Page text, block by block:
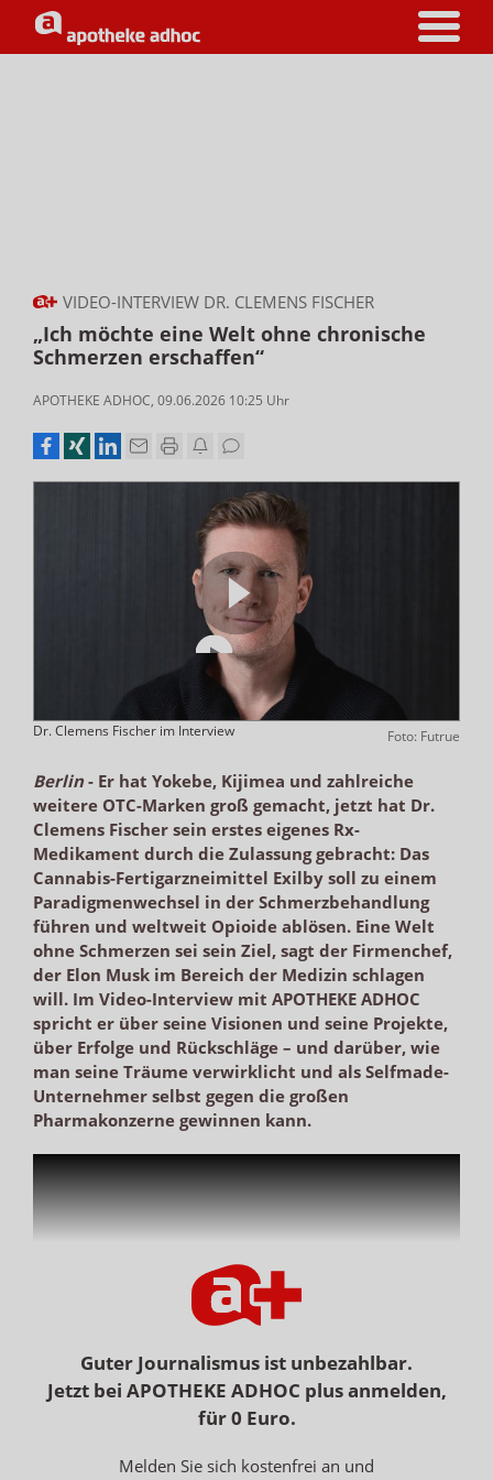
VIDEO-INTERVIEW DR. CLEMENS FISCHER
„Ich möchte eine Welt ohne chronische
Schmerzen erschaffen“
APOTHEKE ADHOC, 09.06.2026 10:25 Uhr
Dr. Clemens Fischer im Interview Foto: Futrue
Berlin- Er hat Yokebe, Kijimea und zahlreiche
weitere OTC-Marken groß gemacht, jetzt hat Dr.
Clemens Fischer sein erstes eigenes Rx-
Medikament durch die Zulassung gebracht: Das
Cannabis-Fertigarzneimittel Exilby soll zu einem
Paradigmenwechsel in der Schmerzbehandlung
führen und weltweit Opioide ablösen. Eine Welt
ohne Schmerzen sei sein Ziel, sagt der Firmenchef,
der Elon Musk im Bereich der Medizin schlagen
will. Im Video-Interview mit APOTHEKE ADHOC
spricht er über seine Visionen und seine Projekte,
über Erfolge und Rückschläge – und darüber, wie
man seine Träume verwirklicht und als Selfmade-
Unternehmer selbst gegen die großen
Pharmakonzerne gewinnen kann.
ADHOC: Sie haben die Zulassung für Exilby erhalten.
FISCHER: Mir geht es sehr gut. Nach all den Jahren des
Guter Journalismus ist unbezahlbar.
Jetzt bei APOTHEKE ADHOC plus anmelden,
für 0 Euro.
Melden Sie sich kostenfrei an und